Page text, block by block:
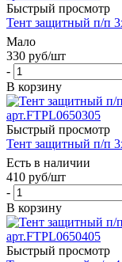
Быстрый просмотр
Тент защитный п/п
Мало
330 руб/шт
-
В корзину
Быстрый просмотр
Тент защитный п/п
Есть в наличии
410 руб/шт
-
В корзину
Быстрый просмотр